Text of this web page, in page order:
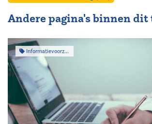
Andere pagina's binnen dit
Informatievoorziening